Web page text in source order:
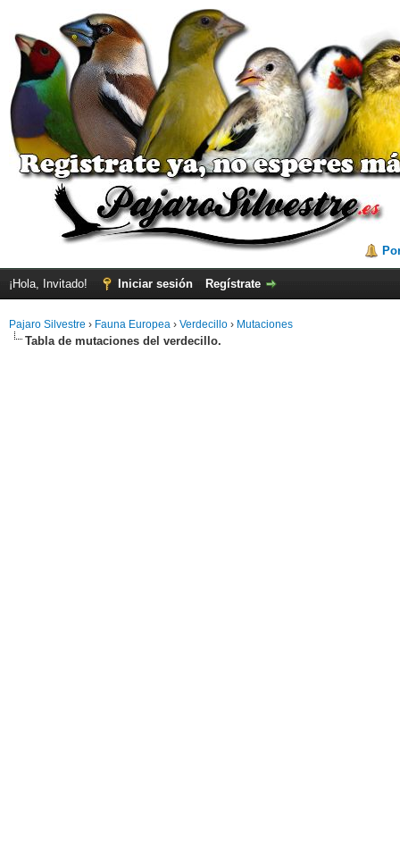
¡Hola, Invitado! Iniciar sesión Regístrate
Pajaro Silvestre › Fauna Europea › Verdecillo › Mutaciones
Tabla de mutaciones del verdecillo.